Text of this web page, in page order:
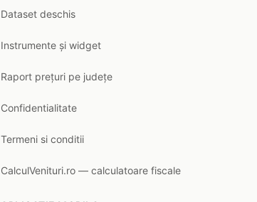
Dataset deschis
Instrumente și widget
Raport prețuri pe județe
Confidentialitate
Termeni si conditii
CalculVenituri.ro — calculatoare fiscale